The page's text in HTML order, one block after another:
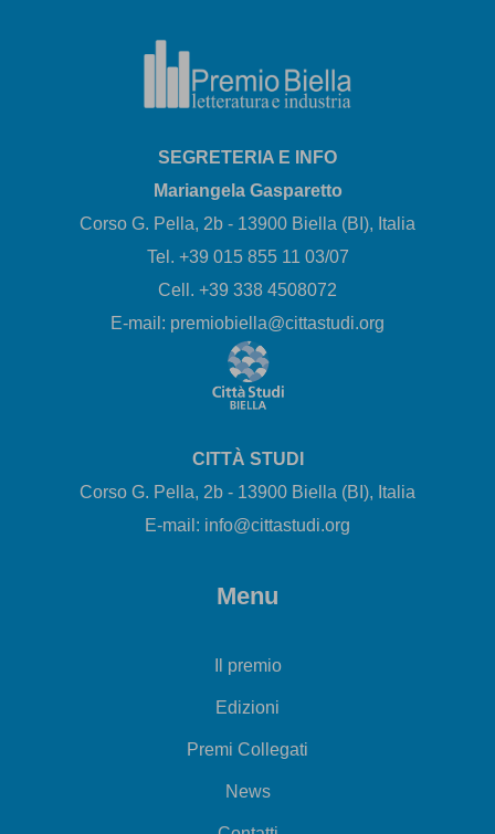
SEGRETERIA E INFO
Mariangela Gasparetto
Corso G. Pella, 2b - 13900 Biella (BI), Italia
Tel. +39 015 855 11 03/07
Cell. +39 338 4508072
E-mail: premiobiella@cittastudi.org
CITTÀ STUDI
Corso G. Pella, 2b - 13900 Biella (BI), Italia
E-mail: info@cittastudi.org
Menu
Il premio
Edizioni
Premi Collegati
News